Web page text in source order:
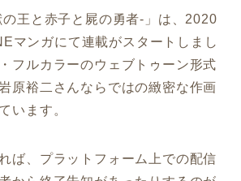
の王と赤子と屍の勇者-」は、2020
マンガにて連載がスタートしまし
フルカラーのウェブトゥーン形式
原裕二さんならではの緻密な作画
います。
ば、プラットフォーム上での配信